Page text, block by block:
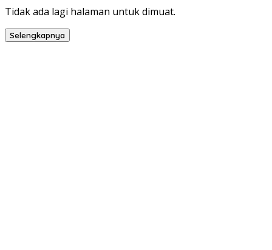
Tidak ada lagi halaman untuk dimuat.
Selengkapnya